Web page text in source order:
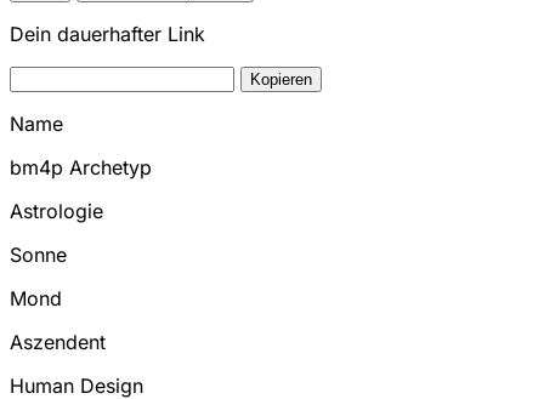
Dein dauerhafter Link
Kopieren
Name
bm4p Archetyp
Astrologie
Sonne
Mond
Aszendent
Human Design